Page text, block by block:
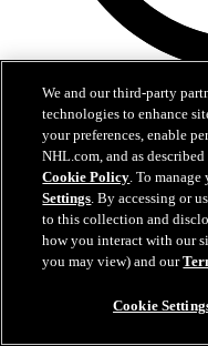
0:59
Roy procure la
LAK@COL: Roy bat
22 avr. 2026
We and our third-party
technologies to enhance
your preferences, enable
NHL.com, and as
Cookie Policy. To
Settings. By accessing or
to this collection and
how you interact with our
you may view) and our
Cookie